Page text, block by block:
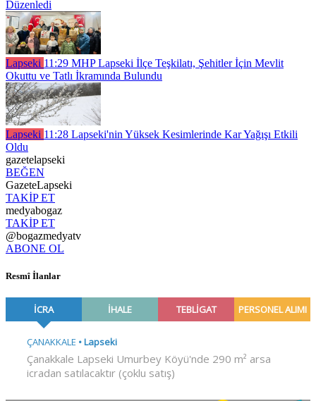
Düzenledi
Lapseki 11:29 MHP Lapseki İlçe Teşkilatı, Şehitler İçin Mevlit
Okuttu ve Tatlı İkramında Bulundu
Lapseki 11:28 Lapseki'nin Yüksek Kesimlerinde Kar Yağışı Etkili
Oldu
gazetelapseki
BEĞEN
GazeteLapseki
TAKİP ET
medyabogaz
TAKİP ET
@bogazmedyatv
ABONE OL
Resmî İlanlar